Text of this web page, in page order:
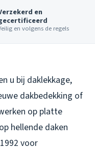
en
en volgens de regels
u bij daklekkage,
dakbedekking of
op platte
hellende daken
voor